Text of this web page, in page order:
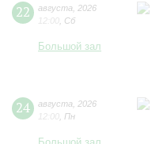
22 августа
2026
12:00 Сб
Большой зал
24 августа
2026
12:00 Пн